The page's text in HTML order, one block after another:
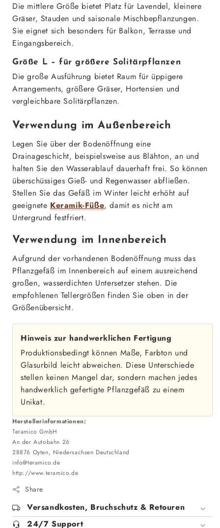
Die mittlere Größe bietet Platz für Lavendel, kleinere
Gräser, Stauden und saisonale Mischbepflanzungen.
Sie eignet sich besonders für Balkon, Terrasse und
Eingangsbereich.
Größe L – für größere Solitärpflanzen
Die große Ausführung bietet Raum für üppigere
Arrangements, größere Gräser, Hortensien und
vergleichbare Solitärpflanzen.
Verwendung im Außenbereich
Legen Sie über der Bodenöffnung eine
Drainageschicht, beispielsweise aus Blähton, an und
halten Sie den Wasserablauf dauerhaft frei. So können
überschüssiges Gieß- und Regenwasser abfließen.
Stellen Sie das Gefäß im Winter leicht erhöht auf
geeignete Keramik-Füße, damit es nicht am
Untergrund festfriert.
Verwendung im Innenbereich
Aufgrund der vorhandenen Bodenöffnung muss das
Pflanzgefäß im Innenbereich auf einem ausreichend
großen, wasserdichten Untersetzer stehen. Die
empfohlenen Tellergrößen finden Sie oben in der
Größenübersicht.
Hinweis zur handwerklichen Fertigung
Produktionsbedingt können Maße, Farbton und
Glasurbild leicht abweichen. Diese Unterschiede
stellen keinen Mangel dar, sondern machen jedes
handwerklich gefertigte Pflanzgefäß zu einem
Unikat.
Herstellerinformationen:
Teramico GmbH
An der Autobahn 26
28876 Oyten, Niedersachsen Deutschland
info@teramico.de
http://www.teramico.de
Share
Versandkosten, Bruchschutz & Retouren
24/7 Support